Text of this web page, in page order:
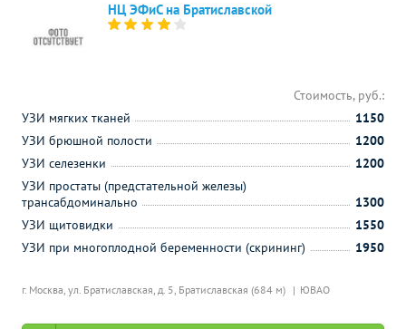
НЦ ЭФиС на Братиславской
г. Москва, ул. Братиславская, д. 5, Братиславская (684 м) ЮВАО
Стоимость, руб.:
УЗИ мягких тканей
1150
УЗИ брюшной полости
1200
УЗИ селезенки
1200
УЗИ простаты (предстательной железы)
трансабдоминально
1300
УЗИ щитовидки
1550
УЗИ при многоплодной беременности (скрининг)
1950